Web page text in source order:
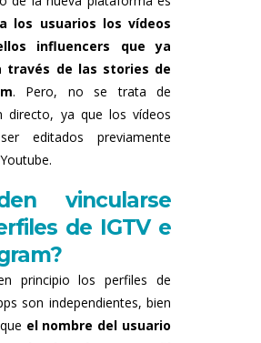
los usuarios los vídeos
influencers que ya
través de las stories de
. Pero, no se trata de
directo, ya que los vídeos
editados previamente
vincularse
de IGTV e
principio los perfiles de
son independientes, bien
el nombre del usuario